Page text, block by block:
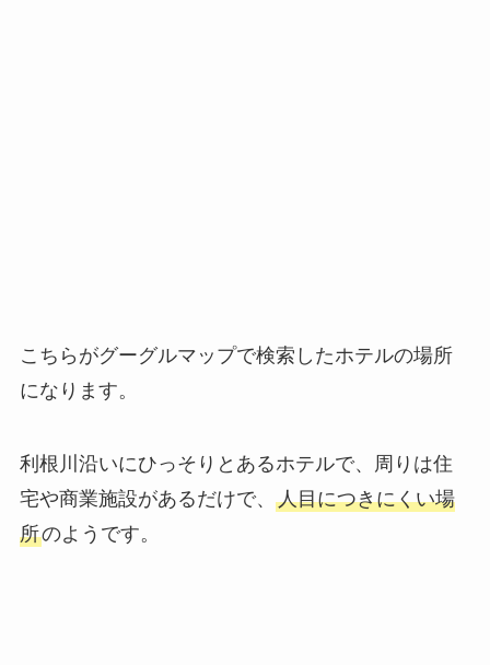
こちらがグーグルマップで検索したホテルの場所
になります。
利根川沿いにひっそりとあるホテルで、周りは住
宅や商業施設があるだけで、 人目につきにくい場
所のようです。